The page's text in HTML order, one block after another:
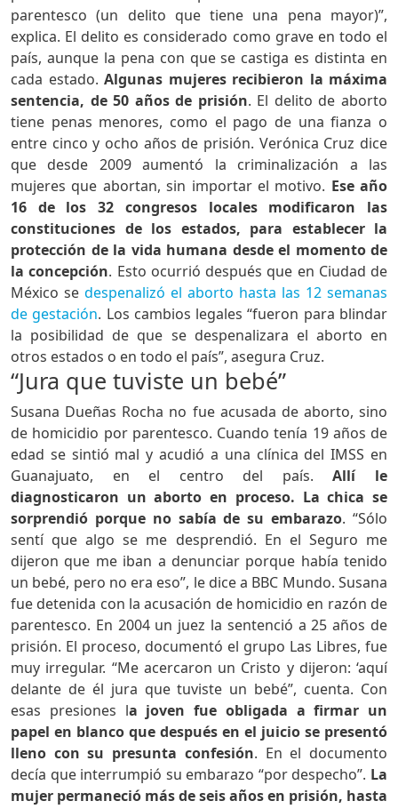
parentesco (un delito que tiene una pena mayor)”,
explica. El delito es considerado como grave en todo el
país, aunque la pena con que se castiga es distinta en
cada estado. Algunas mujeres recibieron la máxima
sentencia, de 50 años de prisión. El delito de aborto
tiene penas menores, como el pago de una fianza o
entre cinco y ocho años de prisión. Verónica Cruz dice
que desde 2009 aumentó la criminalización a las
mujeres que abortan, sin importar el motivo. Ese año
16 de los 32 congresos locales modificaron las
constituciones de los estados, para establecer la
protección de la vida humana desde el momento de
la concepción. Esto ocurrió después que en Ciudad de
México se despenalizó el aborto hasta las 12 semanas
de gestación. Los cambios legales “fueron para blindar
la posibilidad de que se despenalizara el aborto en
otros estados o en todo el país”, asegura Cruz.
“Jura que tuviste un bebé”
Susana Dueñas Rocha no fue acusada de aborto, sino
de homicidio por parentesco. Cuando tenía 19 años de
edad se sintió mal y acudió a una clínica del IMSS en
Guanajuato, en el centro del país.Allí le
diagnosticaron un aborto en proceso. La chica se
sorprendió porque no sabía de su embarazo. “Sólo
sentí que algo se me desprendió. En el Seguro me
dijeron que me iban a denunciar porque había tenido
un bebé, pero no era eso”, le dice a BBC Mundo. Susana
fue detenida con la acusación de homicidio en razón de
parentesco. En 2004 un juez la sentenció a 25 años de
prisión. El proceso, documentó el grupo Las Libres, fue
muy irregular. “Me acercaron un Cristo y dijeron: ‘aquí
delante de él jura que tuviste un bebé”, cuenta. Con
esas presiones la joven fue obligada a firmar un
papel en blanco que después en el juicio se presentó
lleno con su presunta confesión. En el documento
decía que interrumpió su embarazo “por despecho”. La
mujer permaneció más de seis años en prisión, hasta